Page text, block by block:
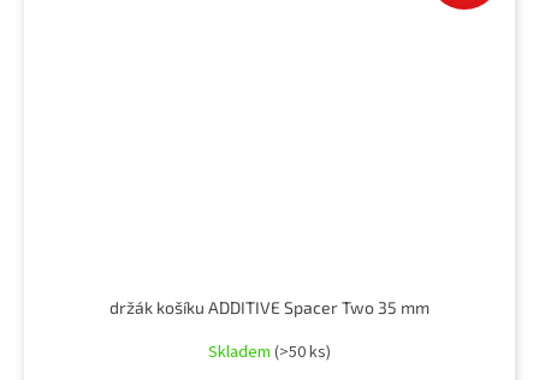
držák košíku ADDITIVE Spacer Two 35 mm
Skladem (>50 ks)